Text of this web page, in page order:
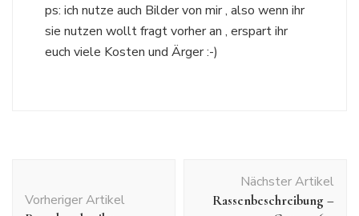
ps: ich nutze auch Bilder von mir , also wenn ihr
sie nutzen wollt fragt vorher an , erspart ihr
euch viele Kosten und Ärger :-)
Vorheriger Artikel
Nächster Artikel
Rassenbeschreibung –